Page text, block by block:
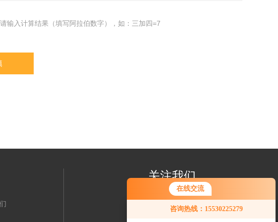
在线交流
咨询热线：15530225279
请输入计算结果（填写阿拉伯数字），如：三加四=7
关注我们